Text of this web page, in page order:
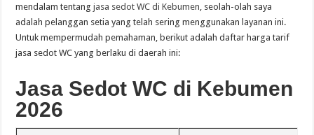
mendalam tentangjasa sedot WC di Kebumen , seolah-olah saya
adalah pelanggan setia yang telah sering menggunakan layanan ini.
Untuk mempermudah pemahaman, berikut adalah daftar harga tarif
jasa sedot WC yang berlaku di daerah ini:
Jasa Sedot WC di Kebumen
2026